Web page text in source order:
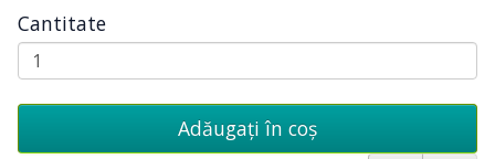
Cantitate
Adăugați în coş